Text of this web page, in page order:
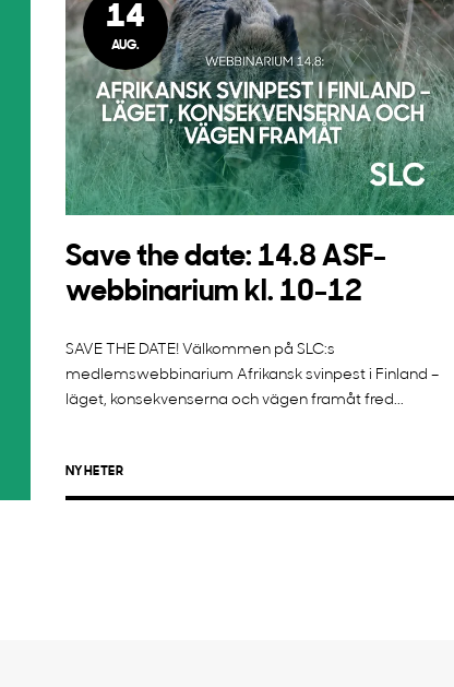
14
AUG.
Save the date: 14.8 ASF-
webbinarium kl. 10-12
SAVE THE DATE! Välkommen på SLC:s
medlemswebbinarium Afrikansk svinpest i Finland –
läget, konsekvenserna och vägen framåt fred...
NYHETER